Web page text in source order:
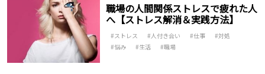
職場の人間関係ストレスで疲れた人
へ【ストレス解消＆実践方法】
ストレス 人付き合い 仕事
対処
悩み
生活 職場